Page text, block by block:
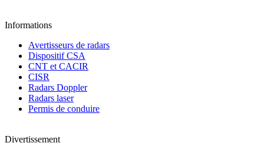
Informations
Avertisseurs de radars
Dispositif CSA
CNT et CACIR
CISR
Radars Doppler
Radars laser
Permis de conduire
Divertissement